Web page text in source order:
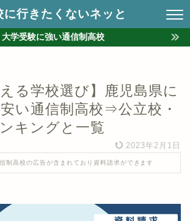
に行きたくないネッと
大学受験に強い通信制高校
える学校選び】鹿児島県に
い通信制高校⇒公立校・
キングと一覧
2023年2月1日
制高校の広告が含まれており資料請求ができます